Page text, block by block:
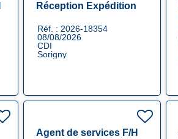
Réception Expédition
Réf. : 2026-18354
08/08/2026
CDI
Sorigny
Agent de services F/H